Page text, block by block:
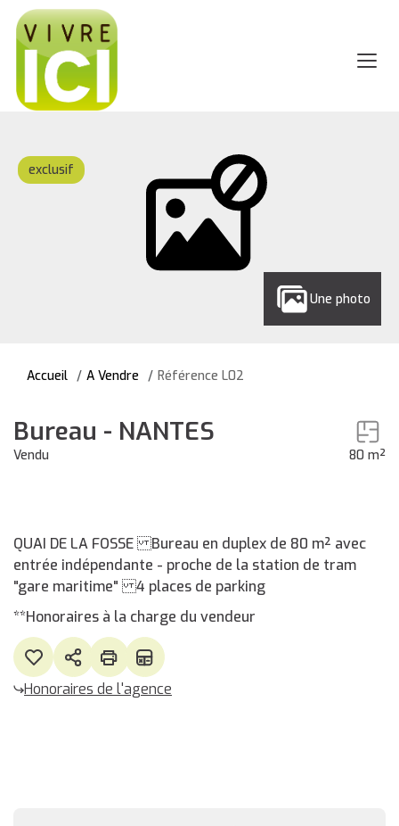
exclusif
Une photo
Accueil A Vendre Référence L02
Bureau - NANTES
Vendu 80 m²
QUAI DE LA FOSSE Bureau en duplex de 80 m² avec
entrée indépendante - proche de la station de tram
"gare maritime" 4 places de parking
**Honoraires à la charge du vendeur
Honoraires de l'agence